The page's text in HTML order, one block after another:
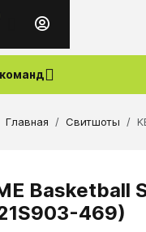
Главная Свитшоты
Basketball
469)